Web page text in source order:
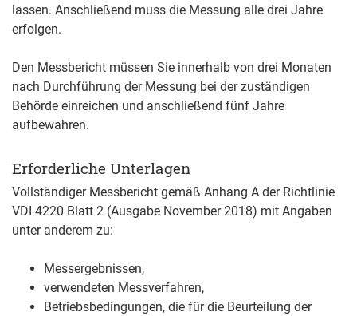
lassen. Anschließend muss die Messung alle drei Jahre
erfolgen.
Den Messbericht müssen Sie innerhalb von drei Monaten
nach Durchführung der Messung bei der zuständigen
Behörde einreichen und anschließend fünf Jahre
aufbewahren.
Erforderliche Unterlagen
Vollständiger Messbericht gemäß Anhang A der Richtlinie
VDI 4220 Blatt 2 (Ausgabe November 2018) mit Angaben
unter anderem zu:
Messergebnissen,
verwendeten Messverfahren,
Betriebsbedingungen, die für die Beurteilung der